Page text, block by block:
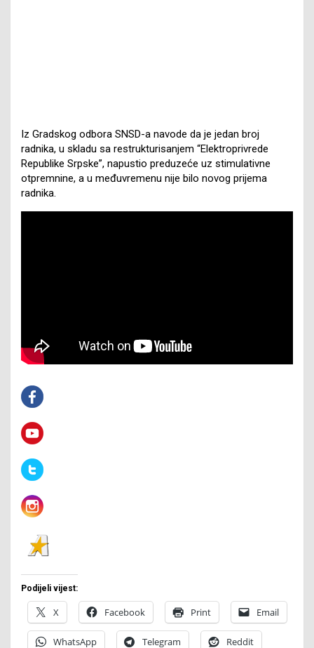
Iz Gradskog odbora SNSD-a navode da je jedan broj
radnika, u skladu sa restrukturisanjem “Elektroprivrede
Republike Srpske”, napustio preduzeće uz stimulativne
otpremnine, a u međuvremenu nije bilo novog prijema
radnika.
Podijeli vijest:
X Facebook Print Email
WhatsApp Telegram Reddit